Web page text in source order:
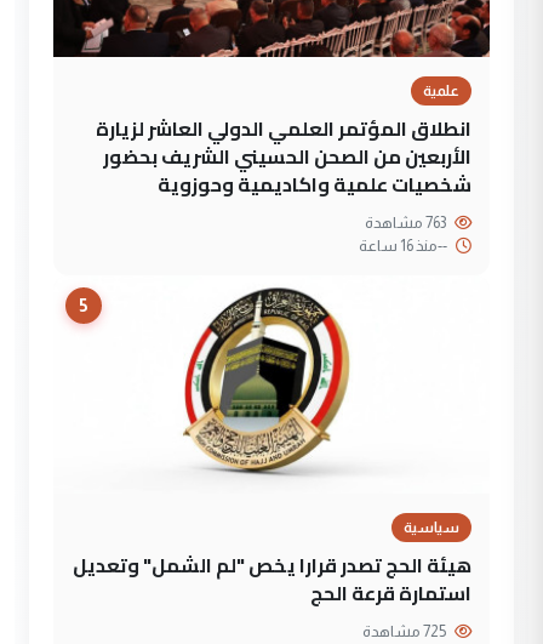
علمية
انطلاق المؤتمر العلمي الدولي العاشر لزيارة
الأربعين من الصحن الحسيني الشريف بحضور
شخصيات علمية واكاديمية وحوزوية
--منذ 16 ساعة
5
سياسية
هيئة الحج تصدر قرارا يخص "لم الشمل" وتعديل
استمارة قرعة الحج